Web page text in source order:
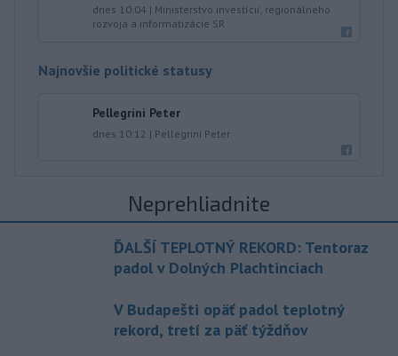
dnes 10:04 | Ministerstvo investícií, regionálneho
rozvoja a informatizácie SR
Najnovšie politické statusy
Pellegrini Peter
dnes 10:12 | Pellegrini Peter
Neprehliadnite
ĎALŠÍ TEPLOTNÝ REKORD: Tentoraz
padol v Dolných Plachtinciach
V Budapešti opäť padol teplotný
rekord, tretí za päť týždňov